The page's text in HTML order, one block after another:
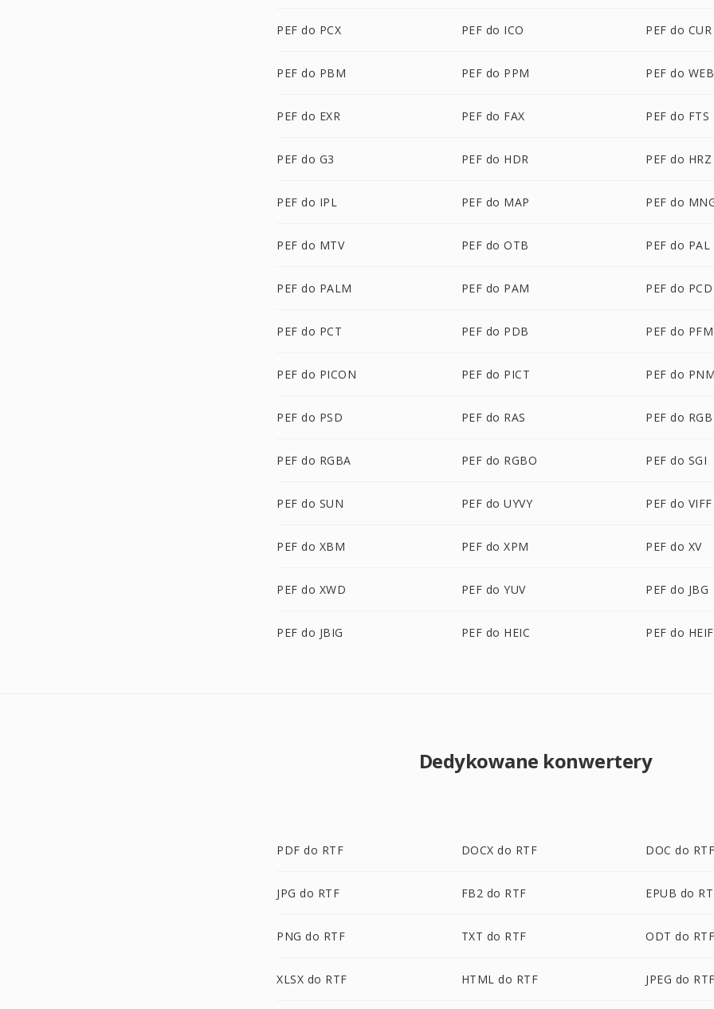
PEF do PCX PEF do ICO PEF do CUR
PEF do PBM PEF do PPM PEF do
PEF do EXR PEF do FAX PEF do FTS
PEF do G3 PEF do HDR PEF do HRZ
PEF do IPL PEF do MAP PEF do
PEF do MTV PEF do OTB PEF do PAL
PEF do PALM PEF do PAM PEF do PCD
PEF do PCT PEF do PDB PEF do PFM
PEF do PICON PEF do PICT PEF do
PEF do PSD PEF do RAS PEF do RGB
PEF do RGBA PEF do RGBO PEF do SGI
PEF do SUN PEF do UYVY PEF do VIFF
PEF do XBM PEF do XPM PEF do XV
PEF do XWD PEF do YUV PEF do JBG
PEF do JBIG PEF do HEIC PEF do HEIF
Dedykowane konwertery
PDF do RTF DOCX do RTF DOC do
JPG do RTF FB2 do RTF EPUB do
PNG do RTF TXT do RTF ODT do
XLSX do RTF HTML do RTF JPEG do